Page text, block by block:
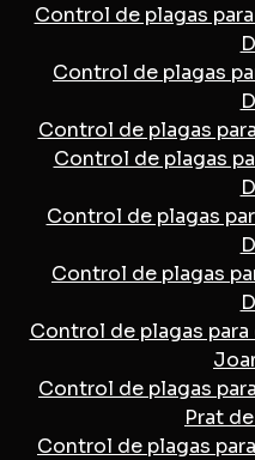
Control de plagas
Control de plagas
Control de plagas
Control de plagas
Control de plagas
Control de plagas
Control de plagas
Control de plagas
Prat
Control de plagas